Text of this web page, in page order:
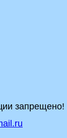
запрещено!